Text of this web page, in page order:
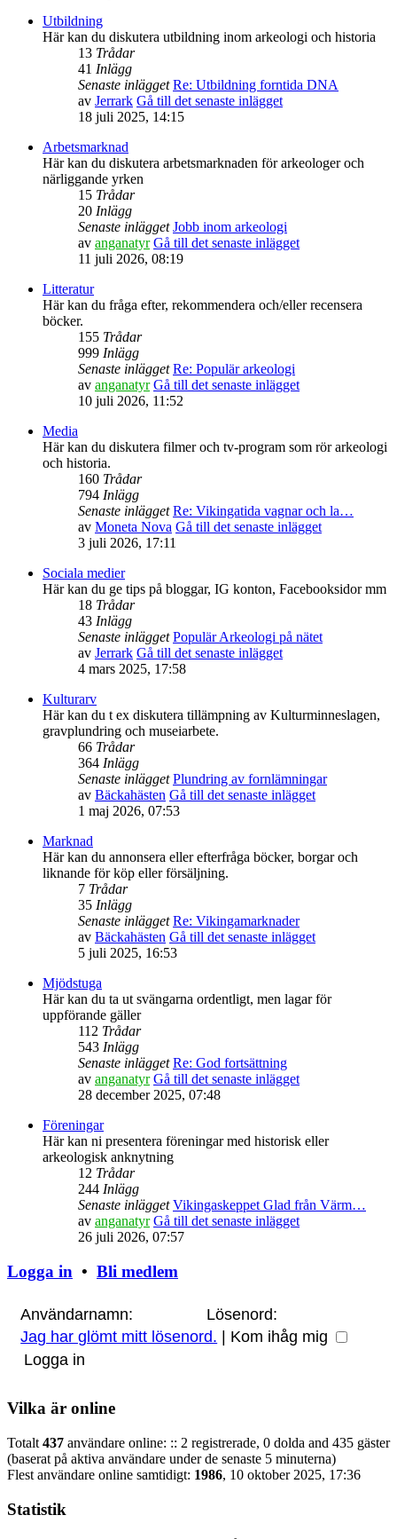
Utbildning
Här kan du diskutera utbildning inom arkeologi och historia
13 Trådar
41 Inlägg
Senaste inlägget Re: Utbildning forntida DNA
av Jerrark Gå till det senaste inlägget
18 juli 2025, 14:15
Arbetsmarknad
Här kan du diskutera arbetsmarknaden för arkeologer och
närliggande yrken
15 Trådar
20 Inlägg
Senaste inlägget Jobb inom arkeologi
av anganatyr Gå till det senaste inlägget
11 juli 2026, 08:19
Litteratur
Här kan du fråga efter, rekommendera och/eller recensera
böcker.
155 Trådar
999 Inlägg
Senaste inlägget Re: Populär arkeologi
av anganatyr Gå till det senaste inlägget
10 juli 2026, 11:52
Media
Här kan du diskutera filmer och tv-program som rör arkeologi
och historia.
160 Trådar
794 Inlägg
Senaste inlägget Re: Vikingatida vagnar och la…
av Moneta Nova Gå till det senaste inlägget
3 juli 2026, 17:11
Sociala medier
Här kan du ge tips på bloggar, IG konton, Facebooksidor mm
18 Trådar
43 Inlägg
Senaste inlägget Populär Arkeologi på nätet
av Jerrark Gå till det senaste inlägget
4 mars 2025, 17:58
Kulturarv
Här kan du t ex diskutera tillämpning av Kulturminneslagen,
gravplundring och museiarbete.
66 Trådar
364 Inlägg
Senaste inlägget Plundring av fornlämningar
av Bäckahästen Gå till det senaste inlägget
1 maj 2026, 07:53
Marknad
Här kan du annonsera eller efterfråga böcker, borgar och
liknande för köp eller försäljning.
7 Trådar
35 Inlägg
Senaste inlägget Re: Vikingamarknader
av Bäckahästen Gå till det senaste inlägget
5 juli 2025, 16:53
Mjödstuga
Här kan du ta ut svängarna ordentligt, men lagar för
uppförande gäller
112 Trådar
543 Inlägg
Senaste inlägget Re: God fortsättning
av anganatyr Gå till det senaste inlägget
28 december 2025, 07:48
Föreningar
Här kan ni presentera föreningar med historisk eller
arkeologisk anknytning
12 Trådar
244 Inlägg
Senaste inlägget Vikingaskeppet Glad från Värm…
av anganatyr Gå till det senaste inlägget
26 juli 2026, 07:57
Logga in • Bli medlem
Användarnamn:
Lösenord:
Jag har glömt mitt lösenord. | Kom ihåg mig
Vilka är online
Totalt 437 användare online: :: 2 registrerade, 0 dolda and 435 gäster
(baserat på aktiva användare under de senaste 5 minuterna)
Flest användare online samtidigt: 1986, 10 oktober 2025, 17:36
Statistik